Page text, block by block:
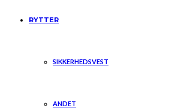
RYTTER
SIKKERHEDSVEST
ANDET